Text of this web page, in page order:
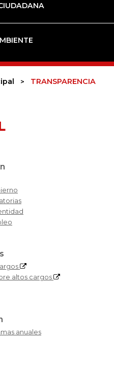
TRANSPARENCIA
altos cargos
anuales